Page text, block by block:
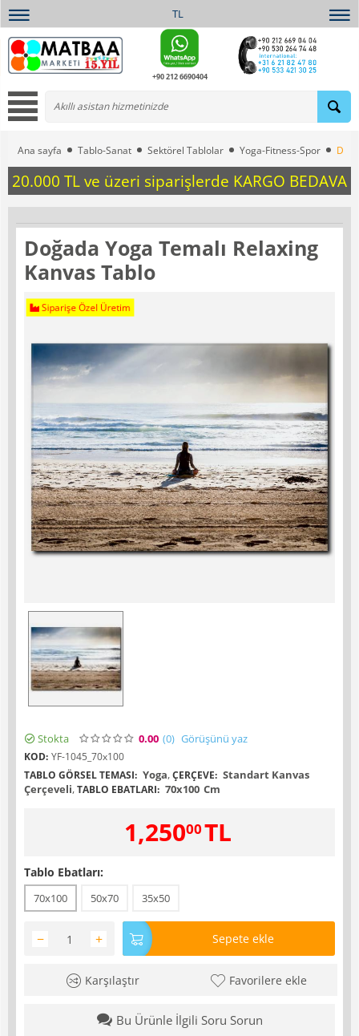
TL
+90 212 6690404
Ana sayfa Tablo-Sanat Sektörel Tablolar Yoga-Fitness-Spor
20.000 TL ve üzeri siparişlerde KARGO BEDAVA
Doğada Yoga Temalı Relaxing
Kanvas Tablo
Siparişe Özel Üretim
Stokta 0.00 (0) Görüşünü yaz
KOD: YF-1045_70x100
TABLO GÖRSEL TEMASI: Yoga,ÇERÇEVE: Standart Kanvas
Çerçeveli,TABLO EBATLARI: 70x100 Cm
1,25000TL
Tablo Ebatları:
70x100 50x70 35x50
+
− Sepete ekle
Karşılaştır Favorilere ekle
Bu Ürünle İlgili Soru Sorun